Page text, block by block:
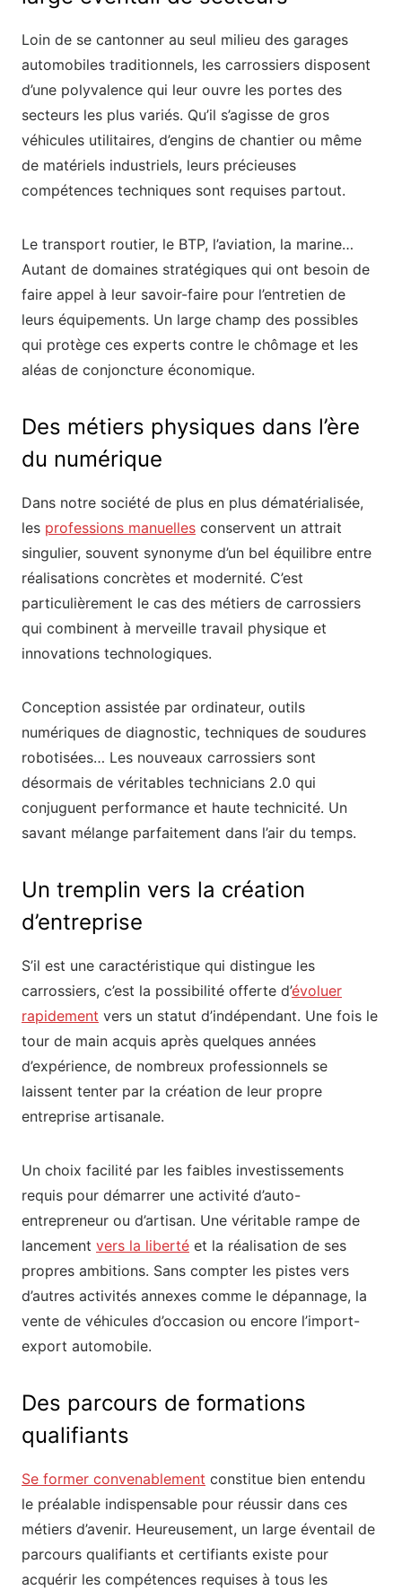
Loin de se cantonner au seul milieu des garages
automobiles traditionnels, les carrossiers disposent
d’une polyvalence qui leur ouvre les portes des
secteurs les plus variés. Qu’il s’agisse de gros
véhicules utilitaires, d’engins de chantier ou même
de matériels industriels, leurs précieuses
compétences techniques sont requises partout.
Le transport routier, le BTP, l’aviation, la marine…
Autant de domaines stratégiques qui ont besoin de
faire appel à leur savoir-faire pour l’entretien de
leurs équipements. Un large champ des possibles
qui protège ces experts contre le chômage et les
aléas de conjoncture économique.
Des métiers physiques dans l’ère
du numérique
Dans notre société de plus en plus dématérialisée,
les professions manuelles conservent un attrait
singulier, souvent synonyme d’un bel équilibre entre
réalisations concrètes et modernité. C’est
particulièrement le cas des métiers de carrossiers
qui combinent à merveille travail physique et
innovations technologiques.
Conception assistée par ordinateur, outils
numériques de diagnostic, techniques de soudures
robotisées… Les nouveaux carrossiers sont
désormais de véritables technicians 2.0 qui
conjuguent performance et haute technicité. Un
savant mélange parfaitement dans l’air du temps.
Un tremplin vers la création
d’entreprise
S’il est une caractéristique qui distingue les
carrossiers, c’est la possibilité offerte d’évoluer
rapidement vers un statut d’indépendant. Une fois le
tour de main acquis après quelques années
d’expérience, de nombreux professionnels se
laissent tenter par la création de leur propre
entreprise artisanale.
Un choix facilité par les faibles investissements
requis pour démarrer une activité d’auto-
entrepreneur ou d’artisan. Une véritable rampe de
lancement vers la liberté et la réalisation de ses
propres ambitions. Sans compter les pistes vers
d’autres activités annexes comme le dépannage, la
vente de véhicules d’occasion ou encore l’import-
export automobile.
Des parcours de formations
qualifiants
Se former convenablement constitue bien entendu
le préalable indispensable pour réussir dans ces
métiers d’avenir. Heureusement, un large éventail de
parcours qualifiants et certifiants existe pour
acquérir les compétences requises à tous les